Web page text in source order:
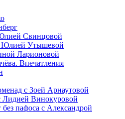
Свинцовой
Юлией Утышевой
Ларионовой
Впечатления
с Зоей Арнаутовой
Лидией Винокуровой
пафоса с Александрой